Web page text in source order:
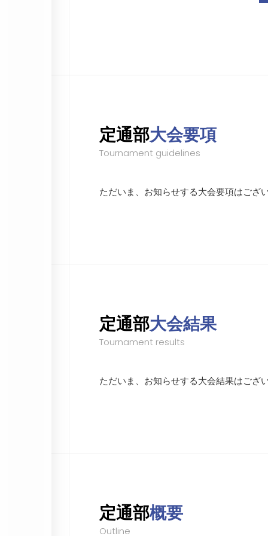
定通部大会要項
Tournament guidelines
ただいま、お知らせする大会要項はござ
定通部大会結果
Tournament results
ただいま、お知らせする大会結果はござ
定通部概要
Outline